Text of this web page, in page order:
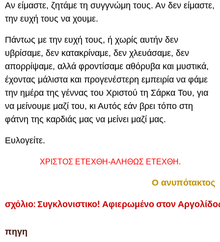
Αν είμαστε, ζητάμε τη συγγνώμη τους. Αν δεν είμαστε,
την ευχή τους να χουμε.
Πάντως με την ευχή τους, ή χωρίς αυτήν δεν
υβρίσαμε, δεν κατακρίναμε, δεν χλευάσαμε, δεν
απορρίψαμε, αλλά φροντίσαμε αθόρυβα και μυστικά,
έχοντας μάλιστα και προγενέστερη εμπειρία να φάμε
την ημέρα της γέννας του Χριστού τη Σάρκα Του, για
να μείνουμε μαζί του, κι Αυτός εάν βρει τόπο στη
φάτνη της καρδιάς μας να μείνει μαζί μας.
Ευλογείτε.
ΧΡΙΣΤΟΣ ΕΤΕΧΘΗ-ΑΛΗΘΩΣ ΕΤΕΧΘΗ.
Ο ανυπότακτος
σχόλιο: Συγκλονιστικο! Αφιερωμένο στον
πηγη